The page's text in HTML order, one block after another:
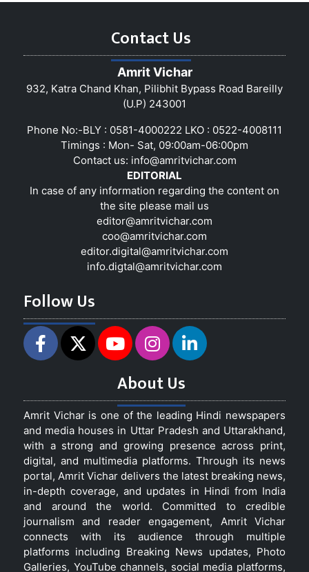
Contact Us
Amrit Vichar
932, Katra Chand Khan, Pilibhit Bypass Road Bareilly
(U.P) 243001
Phone No:-BLY : 0581-4000222 LKO : 0522-4008111
Timings : Mon- Sat, 09:00am-06:00pm
Contact us: info@amritvichar.com
EDITORIAL
In case of any information regarding the content on
the site please mail us
editor@amritvichar.com
coo@amritvichar.com
editor.digital@amritvichar.com
info.digtal@amritvichar.com
Follow Us
About Us
Amrit Vichar is one of the leading Hindi newspapers
and media houses in Uttar Pradesh and Uttarakhand,
with a strong and growing presence across print,
digital, and multimedia platforms. Through its news
portal, Amrit Vichar delivers the latest breaking news,
in-depth coverage, and updates in Hindi from India
and around the world. Committed to credible
journalism and reader engagement, Amrit Vichar
connects with its audience through multiple
platforms including Breaking News updates, Photo
Galleries, YouTube channels, social media platforms,